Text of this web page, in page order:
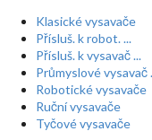
Klasické vysavače
Přísluš. k robot. ...
Přísluš. k vysavač ...
Průmyslové vysavač
Robotické vysavače
Ruční vysavače
Tyčové vysavače